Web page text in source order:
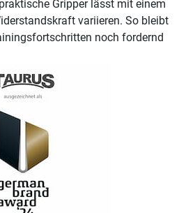
Gripper lässt mit einem
variieren. So bleibt
noch fordernd